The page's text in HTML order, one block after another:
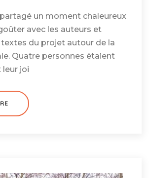
un moment chaleureux
avec les auteurs et
du projet autour de la
Quatre personnes étaient
leur joi